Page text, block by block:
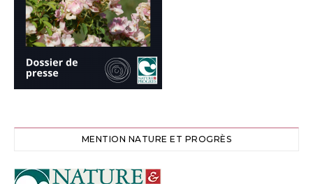
MENTION NATURE ET PROGRÈS